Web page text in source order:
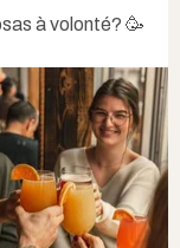
à volonté? 🥳